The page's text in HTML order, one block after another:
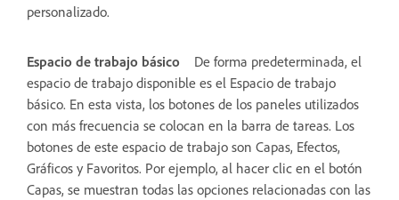
personalizado.
Espacio de trabajo básico
De forma predeterminada, el
espacio de trabajo disponible es el Espacio de trabajo
básico. En esta vista, los botones de los paneles utilizados
con más frecuencia se colocan en la barra de tareas. Los
botones de este espacio de trabajo son Capas, Efectos,
Gráficos y Favoritos. Por ejemplo, al hacer clic en el botón
Capas, se muestran todas las opciones relacionadas con las